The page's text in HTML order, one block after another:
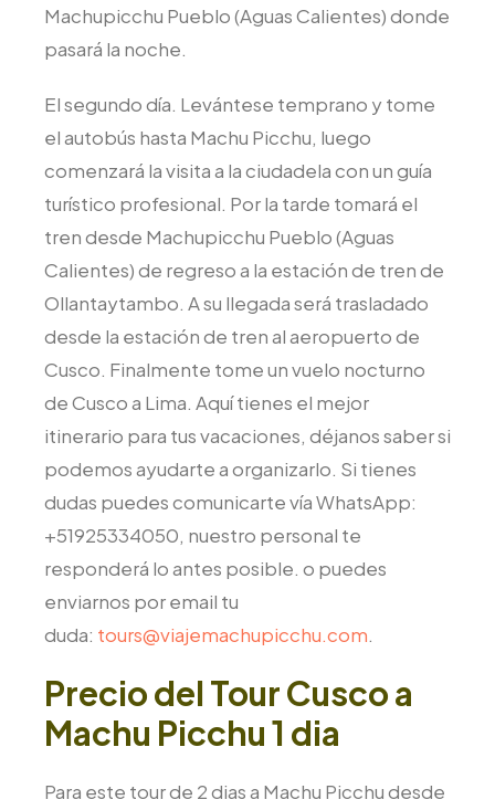
Machupicchu Pueblo (Aguas Calientes) donde
pasará la noche.
El segundo día. Levántese temprano y tome
el autobús hasta Machu Picchu, luego
comenzará la visita a la ciudadela con un guía
turístico profesional. Por la tarde tomará el
tren desde Machupicchu Pueblo (Aguas
Calientes) de regreso a la estación de tren de
Ollantaytambo. A su llegada será trasladado
desde la estación de tren al aeropuerto de
Cusco. Finalmente tome un vuelo nocturno
de Cusco a Lima. Aquí tienes el mejor
itinerario para tus vacaciones, déjanos saber si
podemos ayudarte a organizarlo. Si tienes
dudas puedes comunicarte vía WhatsApp:
+51925334050, nuestro personal te
responderá lo antes posible. o puedes
enviarnos por email tu
duda: tours@viajemachupicchu.com.
Precio del Tour Cusco a
Machu Picchu 1 dia
Para este tour de 2 dias a Machu Picchu desde